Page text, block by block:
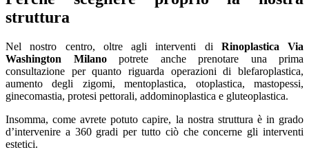
struttura
Nel nostro centro, oltre agli interventi di Rinoplastica Via
Washington Milanopotrete anche prenotare una prima
consultazione per quanto riguarda operazioni di blefaroplastica,
aumento degli zigomi, mentoplastica, otoplastica, mastopessi,
ginecomastia, protesi pettorali, addominoplastica e gluteoplastica.
Insomma, come avrete potuto capire, la nostra struttura è in grado
d’intervenire a 360 gradi per tutto ciò che concerne gli interventi
estetici.